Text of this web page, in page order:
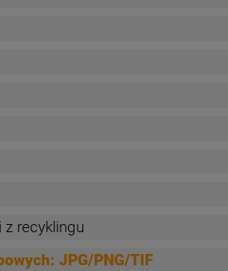
recyklingu
JPG/PNG/TIF